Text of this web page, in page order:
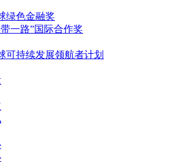
绿色金融奖
一路”国际合作奖
可持续发展领航者计划